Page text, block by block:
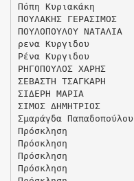
Πόπη Κυριακάκη
ΠΟΥΛΑΚΗΣ ΓΕΡΑΣΙΜΟΣ
ΠΟΥΛΟΠΟΥΛΟΥ ΝΑΤΑΛΙΑ
ρενα Κυργιδου
Ρένα Κυργιδου
ΡΗΓΟΠΟΥΛΟΣ ΧΑΡΗΣ
ΣΕΒΑΣΤΗ ΤΣΑΓΚΑΡΗ
ΣΙΔΕΡΗ ΜΑΡΙΑ
ΣΙΜΟΣ ΔΗΜΗΤΡΙΟΣ
Σμαράγδα Παπαδοπούλου
Πρόσκληση
Πρόσκληση
Πρόσκληση
Πρόσκληση